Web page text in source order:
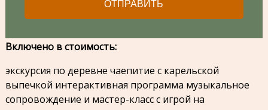
При группе до 10 человек стоимость программы
составляет 9000 рублей
Включено в стоимость:
экскурсия по деревне чаепитие с карельской
выпечкой интерактивная программа музыкальное
сопровождение и мастер-класс с игрой на
ОТПРАВИТЬ